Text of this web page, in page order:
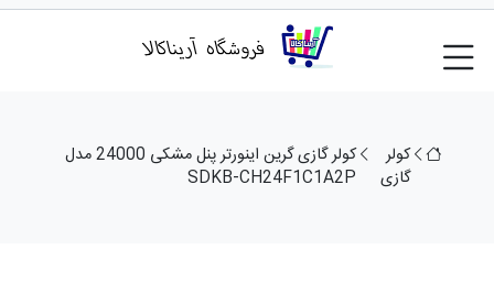
کولر
گازی
کولر گازی گرین اینورتر پنل مشکی 24000 مدل
SDKB-CH24F1C1A2P